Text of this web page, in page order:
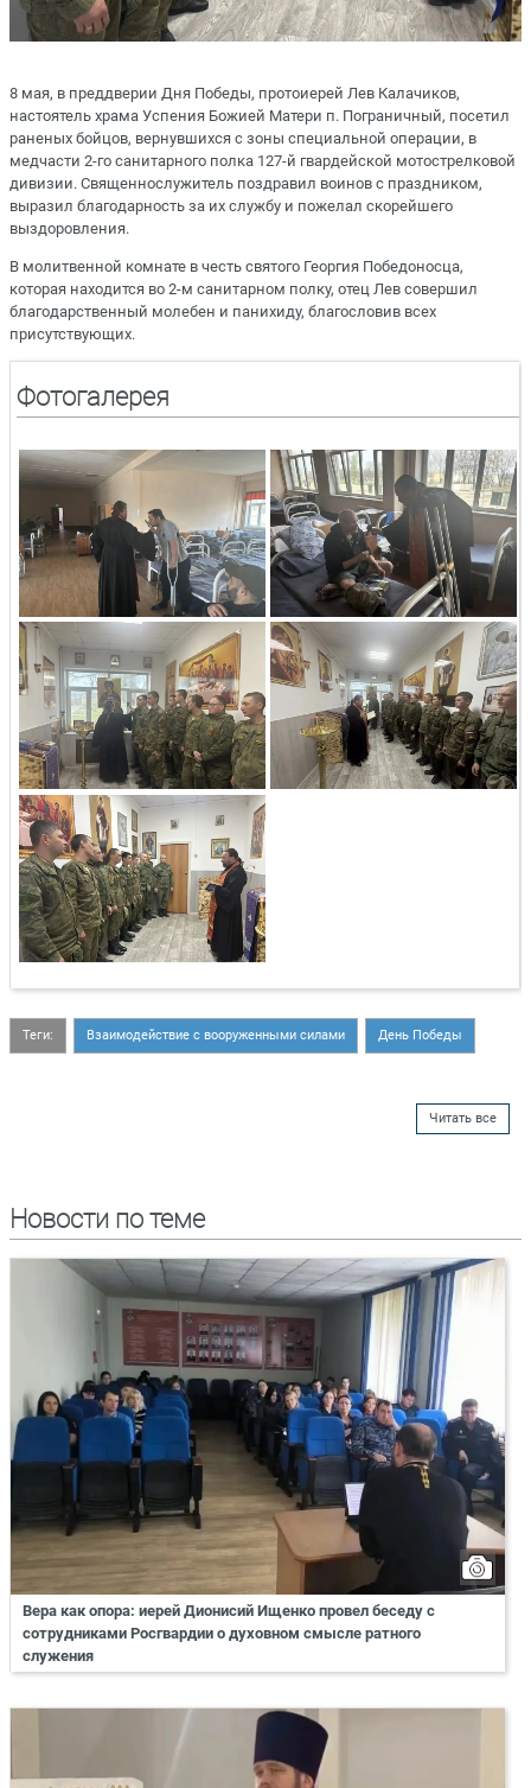
8 мая, в преддверии Дня Победы, протоиерей Лев Калачиков,
настоятель храма Успения Божией Матери п. Пограничный, посетил
раненых бойцов, вернувшихся с зоны специальной операции, в
медчасти 2-го санитарного полка 127-й гвардейской мотострелковой
дивизии. Священнослужитель поздравил воинов с праздником,
выразил благодарность за их службу и пожелал скорейшего
выздоровления.
В молитвенной комнате в честь святого Георгия Победоносца,
которая находится во 2-м санитарном полку, отец Лев совершил
благодарственный молебен и панихиду, благословив всех
присутствующих.
Фотогалерея
Теги: Взаимодействие с вооруженными силами День Победы
Читать все
Новости по теме
Вера как опора: иерей Дионисий Ищенко провел беседу с
сотрудниками Росгвардии о духовном смысле ратного
служения